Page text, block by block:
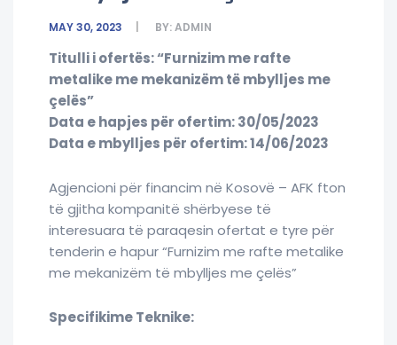
MAY 30, 2023 BY:ADMIN
Titulli i ofertës: “Furnizim me rafte
metalike me mekanizëm të mbylljes me
çelës”
Data e hapjes për ofertim: 30/05/2023
Data e mbylljes për ofertim: 14/06/2023
Agjencioni për financim në Kosovë – AFK fton
të gjitha kompanitë shërbyese të
interesuara të paraqesin ofertat e tyre për
tenderin e hapur “Furnizim me rafte metalike
me mekanizëm të mbylljes me çelës”
Specifikime Teknike: